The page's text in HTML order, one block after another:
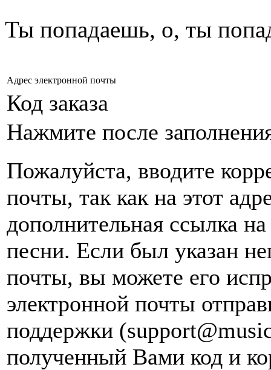
Ты попадаешь, о, ты
Адрес электронной почты
Код заказа
Нажмите после
Пожалуйста, вводите
почты, так как на этот
дополнительная ссылка
песни. Если был указан
почты, вы можете его
электронной почты
поддержки
полученный Вами код и